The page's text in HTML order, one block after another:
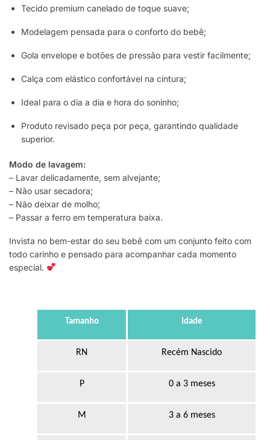
Tecido premium canelado de toque suave;
Modelagem pensada para o conforto do bebê;
Gola envelope e botões de pressão para vestir facilmente;
Calça com elástico confortável na cintura;
Ideal para o dia a dia e hora do soninho;
Produto revisado peça por peça, garantindo qualidade
superior.
Modo de lavagem:
– Lavar delicadamente, sem alvejante;
– Não usar secadora;
– Não deixar de molho;
– Passar a ferro em temperatura baixa.
Invista no bem-estar do seu bebê com um conjunto feito com
todo carinho e pensado para acompanhar cada momento
especial.
Tamanho Idade
RN Recém Nascido
P 0 a 3 meses
M 3 a 6 meses